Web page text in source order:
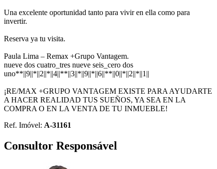
Una excelente oportunidad tanto para vivir en ella como para
invertir.
Reserva ya tu visita.
Paula Lima – Remax +Grupo Vantagem.
nueve dos cuatro_tres nueve seis_cero dos
uno**||9||*||2||*||4||**||3||*||9||*||6||**||0||*||2||*||1||
¡RE/MAX +GRUPO VANTAGEM EXISTE PARA AYUDARTE
A HACER REALIDAD TUS SUEÑOS, YA SEA EN LA
COMPRA O EN LA VENTA DE TU INMUEBLE!
Ref. Imóvel: A-31161
Consultor Responsável